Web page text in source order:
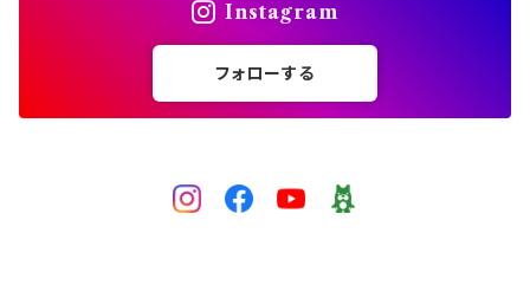
黒
Instagram
フォローする